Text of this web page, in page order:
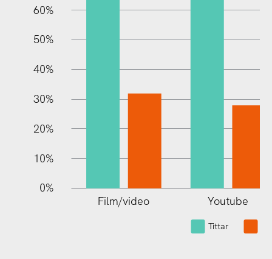
10%
60%
50%
40%
30%
20%
10%
0%
Film/video
Youtube
Tittar